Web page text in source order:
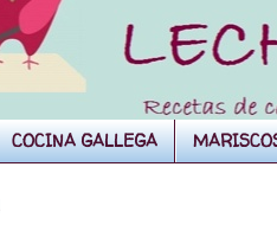
COCINA GALLEGA